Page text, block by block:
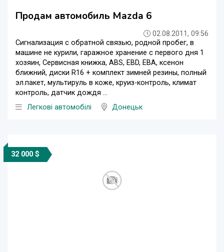
Продам автомобиль Mazda 6
02.08.2011, 09:56
Сигнализация с обратной связью, родной пробег, в
машине не курили, гаражное хранение с первого дня 1
хозяин, Сервисная книжка, ABS, EBD, EBA, ксенон
ближний, диски R16 + комплект зимней резины, полный
эл.пакет, мультируль в коже, круиз-контроль, климат
контроль, датчик дождя ...
Легкові автомобілі
Донецьк
32 000 $